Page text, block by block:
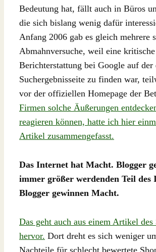
Bedeutung hat, fällt auch in Büros
die sich bislang wenig dafür
Anfang 2006 gab es gleich mehrere
Abmahnversuche, weil eine kritische
Berichterstattung bei Google auf der
Suchergebnisseite zu finden war,
vor der offiziellen Homepage der
Firmen solche Äußerungen
reagieren können, hatte ich hier
Artikel zusammengefasst.
Das Internet hat Macht. Blogger
immer größer werdenden Teil des
Blogger gewinnen Macht.
Das geht auch aus einem Artikel des
hervor. Dort dreht es sich weniger
Nachteile für schlecht bewertete